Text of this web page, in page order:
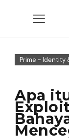
Prime - Identity
Apa